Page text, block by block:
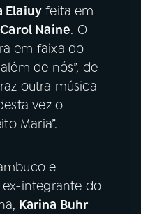
Elaiuy feita em
Carol Naine. O
em faixa do
de nós”, de
outra música
vez o
Maria”.
e
ex-integrante do
Karina Buhr